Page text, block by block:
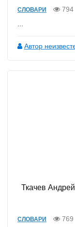
СЛОВАРИ
794
...
Автор
Ткачев
СЛОВАРИ
769